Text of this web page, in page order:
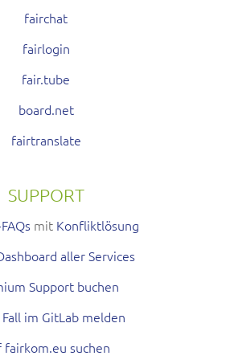
fairchat
fairlogin
fair.tube
board.net
fairtranslate
SUPPORT
mit Konfliktlösung
aller Services
Support buchen
im GitLab melden
fairkom.eu suchen